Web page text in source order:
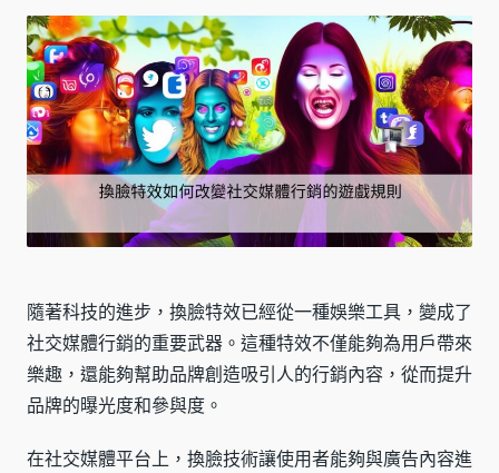
隨著科技的進步，換臉特效已經從一種娛樂工具，變成了
社交媒體行銷的重要武器。這種特效不僅能夠為用戶帶來
樂趣，還能夠幫助品牌創造吸引人的行銷內容，從而提升
品牌的曝光度和參與度。
在社交媒體平台上，換臉技術讓使用者能夠與廣告內容進